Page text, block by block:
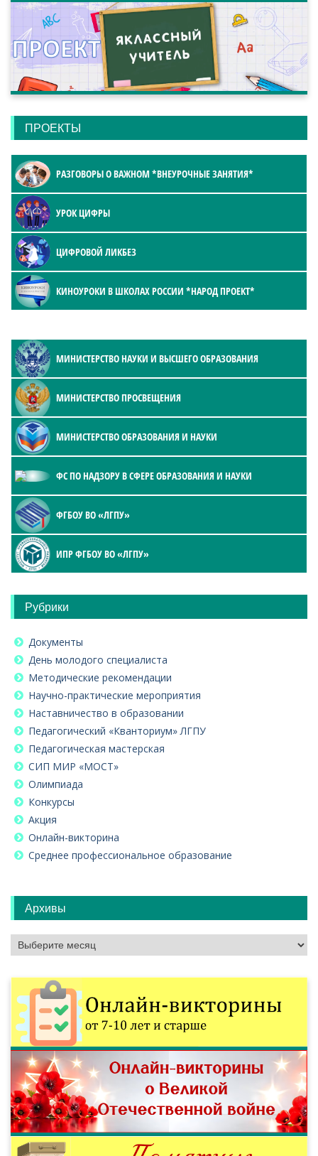
ПРОЕКТЫ
РАЗГОВОРЫ О ВАЖНОМ *ВНЕУРОЧНЫЕ ЗАНЯТИЯ*
УРОК ЦИФРЫ
ЦИФРОВОЙ ЛИКБЕЗ
КИНОУРОКИ В ШКОЛАХ РОССИИ *НАРОД ПРОЕКТ*
МИНИСТЕРСТВО НАУКИ И ВЫСШЕГО ОБРАЗОВАНИЯ
МИНИСТЕРСТВО ПРОСВЕЩЕНИЯ
МИНИСТЕРСТВО ОБРАЗОВАНИЯ И НАУКИ
ФС ПО НАДЗОРУ В СФЕРЕ ОБРАЗОВАНИЯ И НАУКИ
ФГБОУ ВО «ЛГПУ»
ИПР ФГБОУ ВО «ЛГПУ»
Рубрики
Документы
День молодого специалиста
Методические рекомендации
Научно-практические мероприятия
Наставничество в образовании
Педагогический «Кванториум» ЛГПУ
Педагогическая мастерская
СИП МИР «МОСТ»
Олимпиада
Конкурсы
Акция
Онлайн-викторина
Среднее профессиональное образование
Архивы